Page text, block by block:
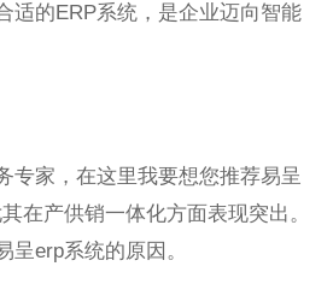
适的ERP系统，是企业迈向智能
专家，在这里我要想您推荐易呈
在产供销一体化方面表现突出。
呈erp系统的原因。